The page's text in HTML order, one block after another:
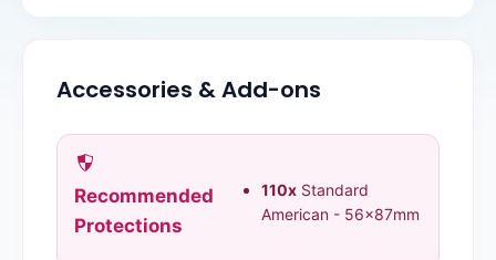
Accessories & Add-ons
Recommended
Protections
110x Standard
American - 56x87mm